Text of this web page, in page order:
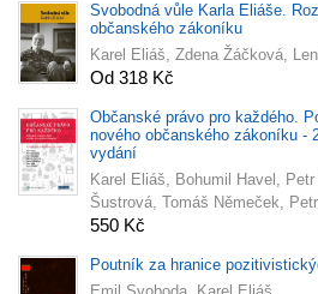
Svobodná vůle Karla Eliáše.
občanského zákoníku
Karel Eliáš, Zdena Žáčková,
Od 318 Kč
Občanské právo pro každého.
nového občanského zákoníku -
vydání
Karel Eliáš, Bohumil Havel,
Šustrová, Tomáš Němeček,
550 Kč
Poutník za hranice